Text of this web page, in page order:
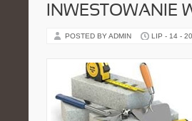
INWESTOWANIE
POSTED BY ADMIN LIP - 14 -